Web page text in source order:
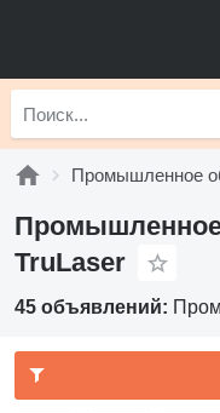
Промышленное
TruLaser
45 объявлений: